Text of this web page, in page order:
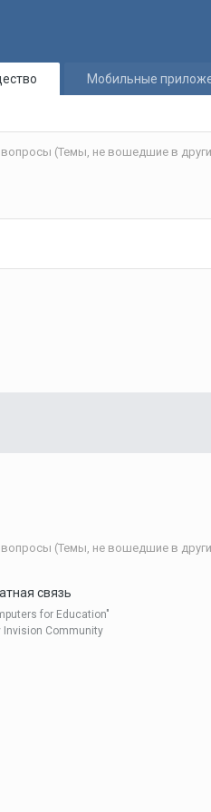
Мобильные
вопросы (Темы, не вошедшие в
вопросы (Темы, не вошедшие в
связь
for Education"
Invision Community